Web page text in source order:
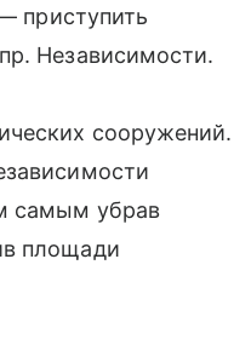
приступить
Независимости.
сооружений.
самым убрав
площади